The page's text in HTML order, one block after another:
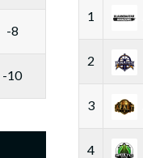
-8
-10
1
2
3
4